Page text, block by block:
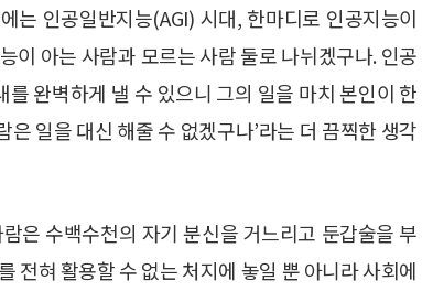
는 인공일반지능(AGI) 시대, 한마디로 인공지능이
이 아는 사람과 모르는 사람 둘로 나뉘겠구나. 인공
완벽하게 낼 수 있으니 그의 일을 마치 본인이 한
일을 대신 해줄 수 없겠구나’라는 더 끔찍한 생각
은 수백수천의 자기 분신을 거느리고 둔갑술을 부
전혀 활용할 수 없는 처지에 놓일 뿐 아니라 사회에